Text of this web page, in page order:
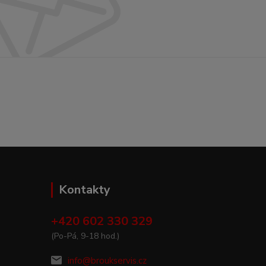
Kontakty
+420 602 330 329
(Po-Pá, 9-18 hod.)
info@broukservis.cz